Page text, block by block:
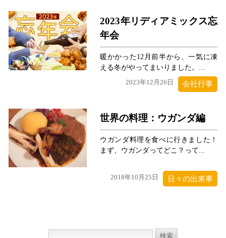
2023年リディアミックス忘
年会
暖かかった12月前半から、一気に凍
える冬がやってまいりました。...
2023年12月26日 会社行事
世界の料理：ウガンダ編
ウガンダ料理を食べに行きました！
まず、ウガンダってどこ？って...
2018年10月25日 日々の出来事
検